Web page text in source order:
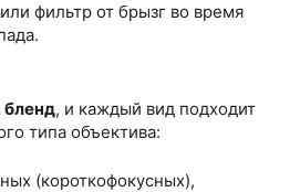
фильтр от брызг во время
бленд, и каждый вид подходит
типа объектива:
(короткофокусных),